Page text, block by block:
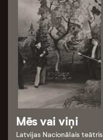
Mēs vai viņi
Latvijas Nacionālais teātris